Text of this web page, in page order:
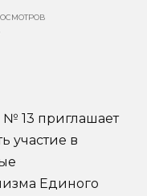
13 приглашает
участие в
Единого